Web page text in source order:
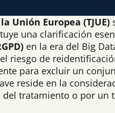
Unión Europea (TJUE)
una clarificación
en la era del Big
riesgo de
para excluir un
reside en la
tratamiento o por un